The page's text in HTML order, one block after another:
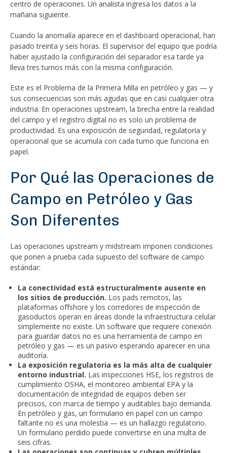
centro de operaciones. Un analista ingresa los datos a la
mañana siguiente.
Cuando la anomalía aparece en el dashboard operacional, han
pasado treinta y seis horas. El supervisor del equipo que podría
haber ajustado la configuración del separador esa tarde ya
lleva tres turnos más con la misma configuración.
Este es el Problema de la Primera Milla en petróleo y gas — y
sus consecuencias son más agudas que en casi cualquier otra
industria. En operaciones upstream, la brecha entre la realidad
del campo y el registro digital no es solo un problema de
productividad. Es una exposición de seguridad, regulatoria y
operacional que se acumula con cada turno que funciona en
papel.
Por Qué las Operaciones de
Campo en Petróleo y Gas
Son Diferentes
Las operaciones upstream y midstream imponen condiciones
que ponen a prueba cada supuesto del software de campo
estándar:
La conectividad está estructuralmente ausente en
los sitios de producción. Los pads remotos, las
plataformas offshore y los corredores de inspección de
gasoductos operan en áreas donde la infraestructura celular
simplemente no existe. Un software que requiere conexión
para guardar datos no es una herramienta de campo en
petróleo y gas — es un pasivo esperando aparecer en una
auditoría.
La exposición regulatoria es la más alta de cualquier
entorno industrial. Las inspecciones HSE, los registros de
cumplimiento OSHA, el monitoreo ambiental EPA y la
documentación de integridad de equipos deben ser
precisos, con marca de tiempo y auditables bajo demanda.
En petróleo y gas, un formulario en papel con un campo
faltante no es una molestia — es un hallazgo regulatorio.
Un formulario perdido puede convertirse en una multa de
seis cifras.